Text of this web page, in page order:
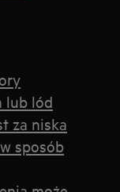
lub lód
za niska
sposób